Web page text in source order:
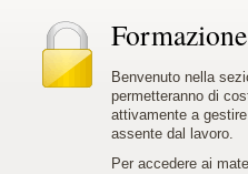
Benvenuto nella
permetteranno di
attivamente a
assente dal lavoro.
Per accedere ai